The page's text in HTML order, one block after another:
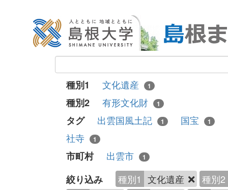
種別1 文化遺産 1
種別2 有形文化財 1
タグ 出雲国風土記 1 国宝 1
社寺
1
市町村 出雲市 1
絞り込み 種別1 文化遺産
種別2